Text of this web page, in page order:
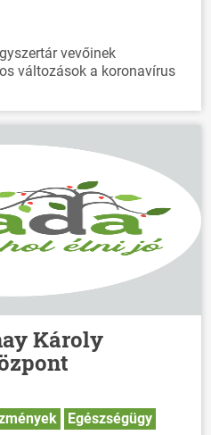
vevőinek
változások a koronavírus
Károly
Egészségügy